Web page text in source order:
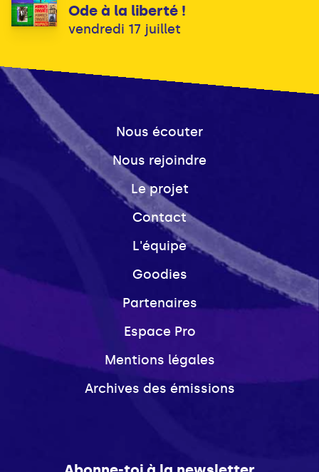
Ode à la liberté !
vendredi 17 juillet
Nous écouter
Nous rejoindre
Le projet
Contact
L'équipe
Goodies
Partenaires
Espace Pro
Mentions légales
Archives des émissions